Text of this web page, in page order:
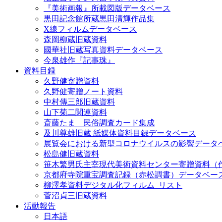
『美術画報』所載図版データベース
黒田記念館所蔵黒田清輝作品集
X線フィルムデータベース
森岡柳蔵旧蔵資料
國華社旧蔵写真資料データベース
今泉雄作『記事珠』
資料目録
久野健寄贈資料
久野健寄贈ノート資料
中村傳三郎旧蔵資料
山下菊二関連資料
斎藤たま 民俗調査カード集成
及川尊雄旧蔵 紙媒体資料目録データベース
展覧会における新型コロナウイルスの影響データ
松島健旧蔵資料
笹木繁男氏主宰現代美術資料センター寄贈資料（
京都府寺院重宝調査記録（赤松調書）データベー
柳澤孝資料デジタル化フィルム_リスト
菅沼貞三旧蔵資料
活動報告
日本語